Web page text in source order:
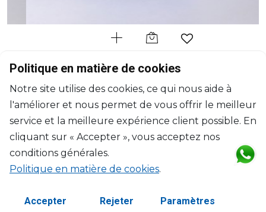
MARIO LUCA GIUSTI
Pichet bleu
1500ml, H: 18.6cm, D: 16cm
$114
Politique en matière de cookies
Notre site utilise des cookies, ce qui nous aide à
l'améliorer et nous permet de vous offrir le meilleur
service et la meilleure expérience client possible. En
cliquant sur « Accepter », vous acceptez nos
conditions générales.
Politique en matière de cookies.
Accepter Rejeter Paramètres